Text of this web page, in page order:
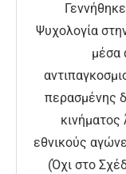
Ψυχολογία
μέσα
περασμένης
κινήματος
εθνικούς
(Όχι στο